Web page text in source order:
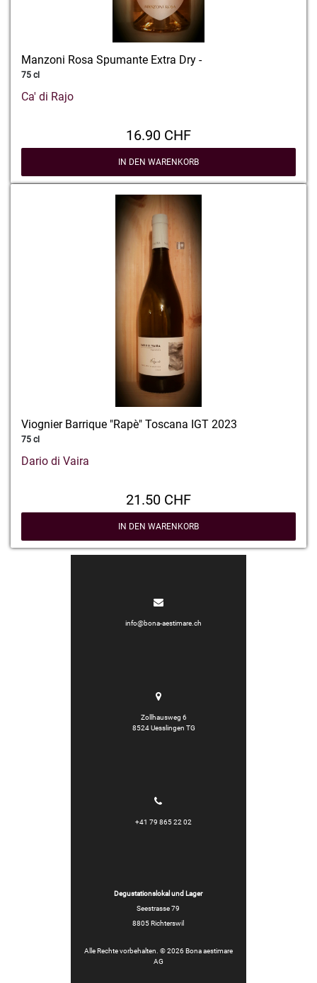
Manzoni Rosa Spumante Extra Dry -
75 cl
Ca' di Rajo
16.90 CHF
IN DEN WARENKORB
Viognier Barrique "Rapè" Toscana IGT 2023
75 cl
Dario di Vaira
21.50 CHF
IN DEN WARENKORB
info@bona-aestimare.ch
Zollhausweg 6
8524 Uesslingen TG
+41 79 865 22 02
Degustationslokal und Lager
Seestrasse 79
8805 Richterswil
Alle Rechte vorbehalten. © 2026 Bona aestimare
AG